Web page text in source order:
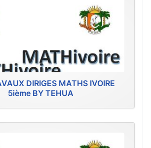
DIRIGES MATHS IVOIRE
5ième BY TEHUA